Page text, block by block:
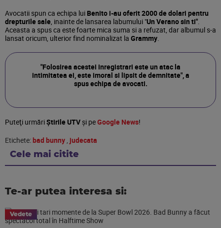
Avocatii spun ca echipa lui Benito i-au oferit 2000 de dolari pentru
drepturile sale, inainte de lansarea labumului "Un Verano sin ti".
Aceasta a spus ca este foarte mica suma si a refuzat, dar albumul s-a
lansat oricum, ulterior find nominalizat la Grammy.
"Folosirea acestei inregistrari este un atac la
intimitatea ei, este imoral si lipsit de demnitate", a
spus echipa de avocati.
Puteţi urmăriȘtirile UTVşi peGoogle News!
Etichete:bad bunny , judecata
Cele mai citite
Te-ar putea interesa si:
Vedete